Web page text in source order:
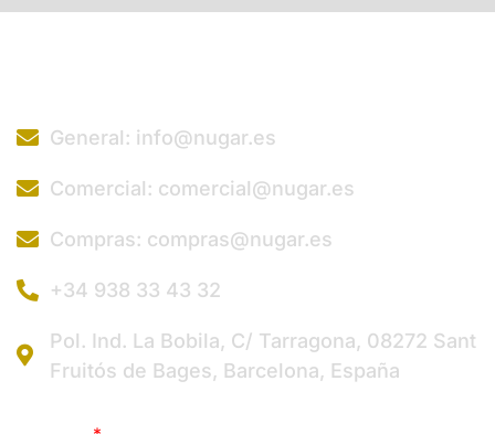
General: info@nugar.es
Comercial: comercial@nugar.es
Compras: compras@nugar.es
+34 938 33 43 32
Pol. Ind. La Bobila, C/ Tarragona, 08272 Sant
Fruitós de Bages, Barcelona, España